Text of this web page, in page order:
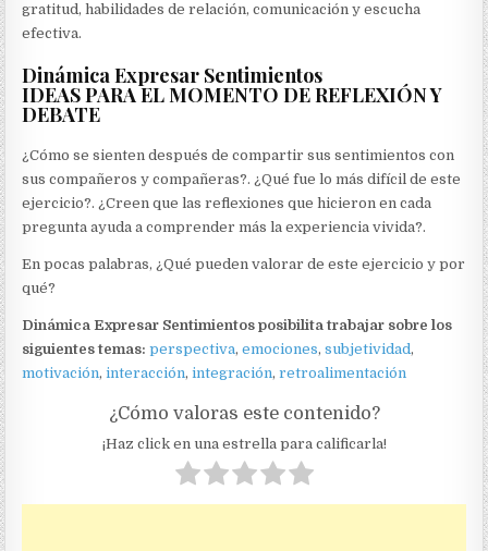
gratitud, habilidades de relación, comunicación y escucha
efectiva.
Dinámica Expresar Sentimientos
IDEAS PARA EL MOMENTO DE REFLEXIÓN Y
DEBATE
¿Cómo se sienten después de compartir sus sentimientos con
sus compañeros y compañeras?. ¿Qué fue lo más difícil de este
ejercicio?. ¿Creen que las reflexiones que hicieron en cada
pregunta ayuda a comprender más la experiencia vivida?.
En pocas palabras, ¿Qué pueden valorar de este ejercicio y por
qué?
Dinámica Expresar Sentimientos posibilita trabajar sobre los
siguientes temas: perspectiva,emociones,subjetividad,
motivación,interacción,integración,retroalimentación
¿Cómo valoras este contenido?
¡Haz click en una estrella para calificarla!